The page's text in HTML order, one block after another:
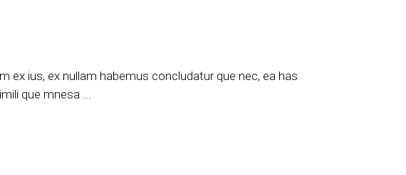
ex ius, ex nullam habemus concludatur que nec, ea has
que mnesa